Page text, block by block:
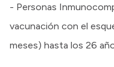
- Personas
vacunación con el
meses) hasta los 26